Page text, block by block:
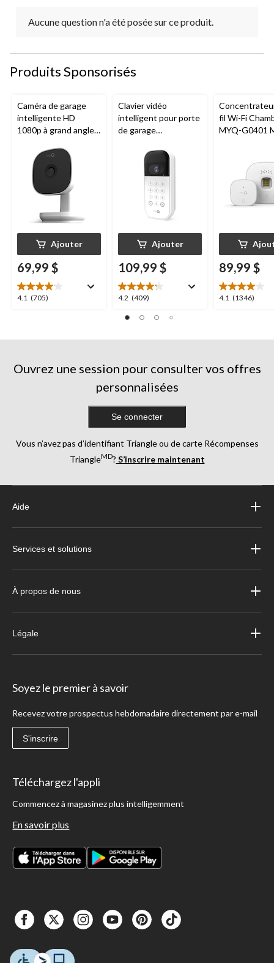
Aucune question n'a été posée sur ce produit.
Produits Sponsorisés
Caméra de garage
intelligente HD
1080p à grand angle
nocturne, résistante
aux intempéries
Ajouter
69,99 $
4.1 (705)
4.1
Clavier vidéo
intelligent pour porte
de garage
nocturne, résistant
aux intempéries,
Ajouter
109,99 $
4.2 (409)
4.2
sur
fil Wi-Fi
MYQ-G0401
89,99 $
4.1 (1346)
4.1
Ouvrez une session pour consulter vos offres
personnalisées
Se connecter
Vous n’avez pas d’identifiant Triangle ou de carte Récompenses
TriangleMD? S’inscrire maintenant
Aide
Services et solutions
À propos de nous
Légale
Soyez le premier à savoir
Recevez votre prospectus hebdomadaire directement par e-mail
S'inscrire
Téléchargez l'appli
Commencez à magasinez plus intelligemment
En savoir plus